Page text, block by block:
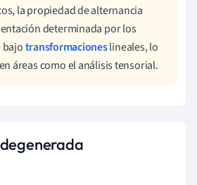
la propiedad de alternancia
determinada por los
bajotransformacioneslineales, lo
áreas como el análisis tensorial.